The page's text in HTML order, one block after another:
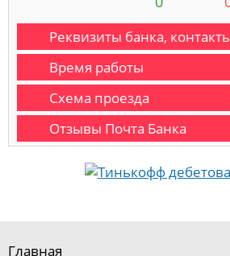
Реквизиты банка,
Время работы
Схема проезда
Отзывы Почта Банка
Главная